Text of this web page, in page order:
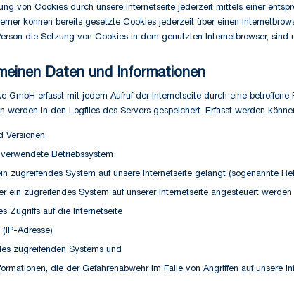
von Cookies durch unsere Internetseite jederzeit mittels einer
können bereits gesetzte Cookies jederzeit über einen
die Setzung von Cookies in dem genutzten Internetbrowser,
Daten und Informationen
GmbH erfasst mit jedem Aufruf der Internetseite durch eine
werden in den Logfiles des Servers gespeichert. Erfasst werden
Versionen
Betriebssystem
zugreifendes System auf unsere Internetseite gelangt (sogenannte
ein zugreifendes System auf unserer Internetseite angesteuert werden
Zugriffs auf die Internetseite
Adresse)
zugreifenden Systems und
die der Gefahrenabwehr im Falle von Angriffen auf unsere